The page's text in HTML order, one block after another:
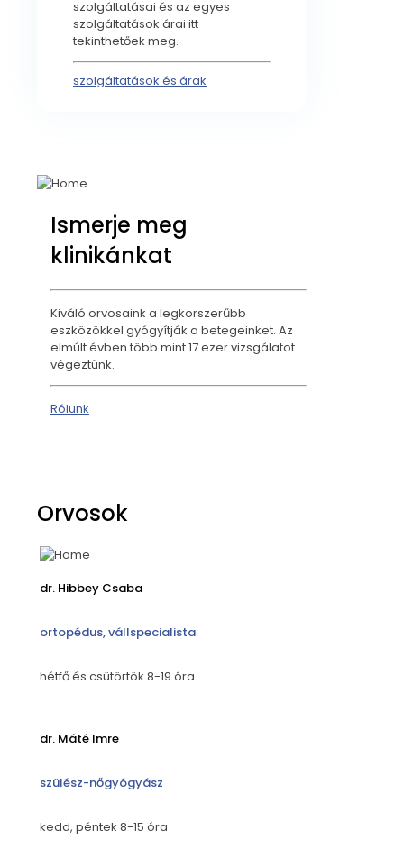
szolgáltatásai és az egyes
szolgáltatások árai itt
tekinthetőek meg.
szolgáltatások és árak
Ismerje meg
klinikánkat
Kiváló orvosaink a legkorszerűbb
eszközökkel gyógyítják a betegeinket. Az
elmúlt évben több mint 17 ezer vizsgálatot
végeztünk.
Rólunk
Orvosok
dr. Hibbey Csaba
ortopédus, vállspecialista
hétfő és csütörtök 8-19 óra
dr. Máté Imre
szülész-nőgyógyász
kedd, péntek 8-15 óra